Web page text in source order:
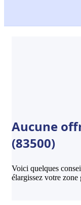
Aucune
(83500)
Voici quelques
élargissez votre zone